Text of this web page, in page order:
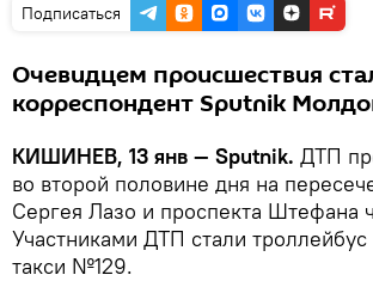
Подписаться
Очевидцем происшествия
корреспондент Sputnik
КИШИНЕВ, 13 янв — Sputnik. ДТП
во второй половине дня на
Сергея Лазо и проспекта Штефана
Участниками ДТП стали
такси №129.